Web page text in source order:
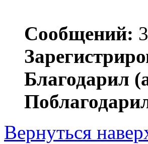
Сообщений:
Благодарил
Вернуться